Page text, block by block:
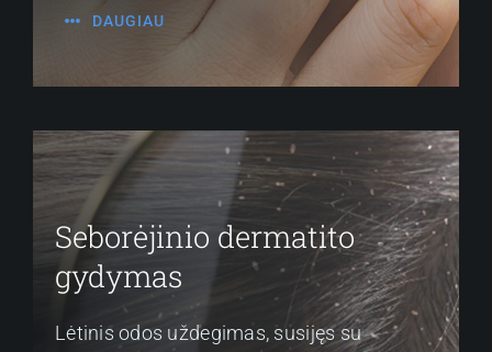
DAUGIAU
Seborėjinio dermatito
gydymas
Lėtinis odos uždegimas, susijęs su